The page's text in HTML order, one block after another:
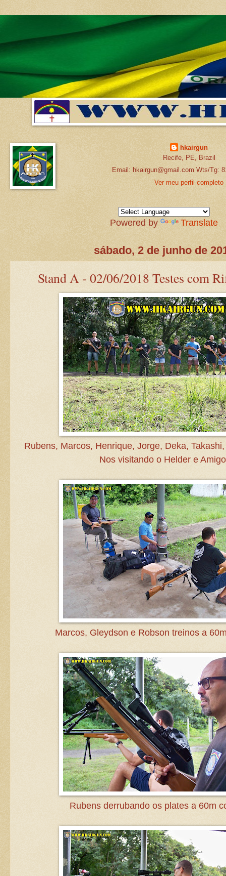
hkairgun
Recife, PE, Brazil
Email: hkairgun@gmail.com Wts/Tg:
Ver meu perfil completo
Powered by Translate
sábado, 2 de junho de
Stand A - 02/06/2018 Testes com
Rubens, Marcos, Henrique, Jorge, Deka,
Nos visitando o Helder e
Marcos, Gleydson e Robson treinos a
Rubens derrubando os plates a 60m